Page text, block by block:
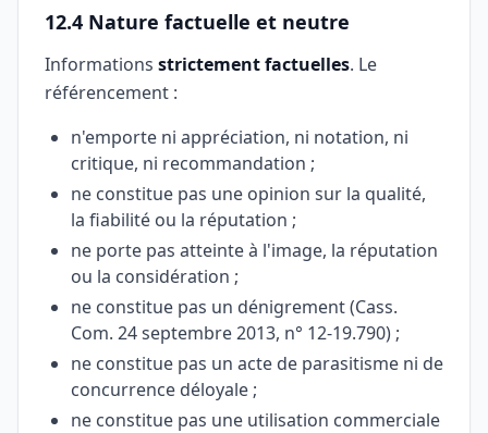
12.4 Nature factuelle et neutre
Informations strictement factuelles. Le
référencement :
n'emporte ni appréciation, ni notation, ni
critique, ni recommandation ;
ne constitue pas une opinion sur la qualité,
la fiabilité ou la réputation ;
ne porte pas atteinte à l'image, la réputation
ou la considération ;
ne constitue pas un dénigrement (Cass.
Com. 24 septembre 2013, n° 12-19.790) ;
ne constitue pas un acte de parasitisme ni de
concurrence déloyale ;
ne constitue pas une utilisation commerciale